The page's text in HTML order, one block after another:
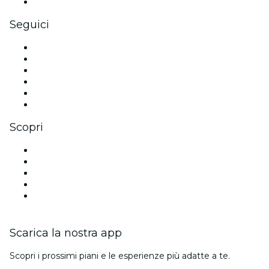
Seguici
Scopri
Scarica la nostra app
Scopri i prossimi piani e le esperienze più adatte a te.